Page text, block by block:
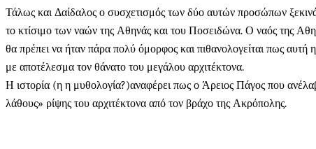
Τάλως και Δαίδαλος ο συσχετισμός των δύο αυτών προσώπων
το κτίσιμο των ναών της Αθηνάς και του Ποσειδώνα. Ο ναός της
θα πρέπει να ήταν πάρα πολύ όμορφος και πιθανολογείται πως
με αποτέλεσμα τον θάνατο του μεγάλου αρχιτέκτονα.
Η ιστορία (η η μυθολογία?)αναφέρει πως ο Άρειος Πάγος που
λάθους» ρίψης του αρχιτέκτονα από τον βράχο της Ακρόπολης.